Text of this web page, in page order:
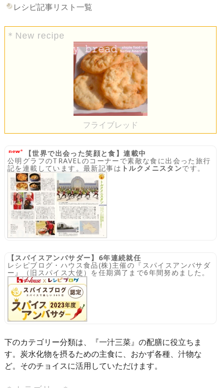
レシピ記事リスト一覧
＊New recipe
フライブレッド
【世界で出会った笑顔と食】連載中
公明グラフのTRAVELのコーナーで素敵な食に出会った旅行
記を連載しています。最新記事は トルクメニスタンです。
【スパイスアンバサダー】6年連続就任
レシピブログ・ハウス食品(株)主催の『スパイスアンバサダ
ー』（旧スパイス大使）を任期満了まで6年間努めました。
下のカテゴリー分類は、『一汁三菜』の配膳に役立ちま
す。炭水化物を摂るための主食に、おかず各種、汁物な
ど。そのチョイスに活用していただけます。